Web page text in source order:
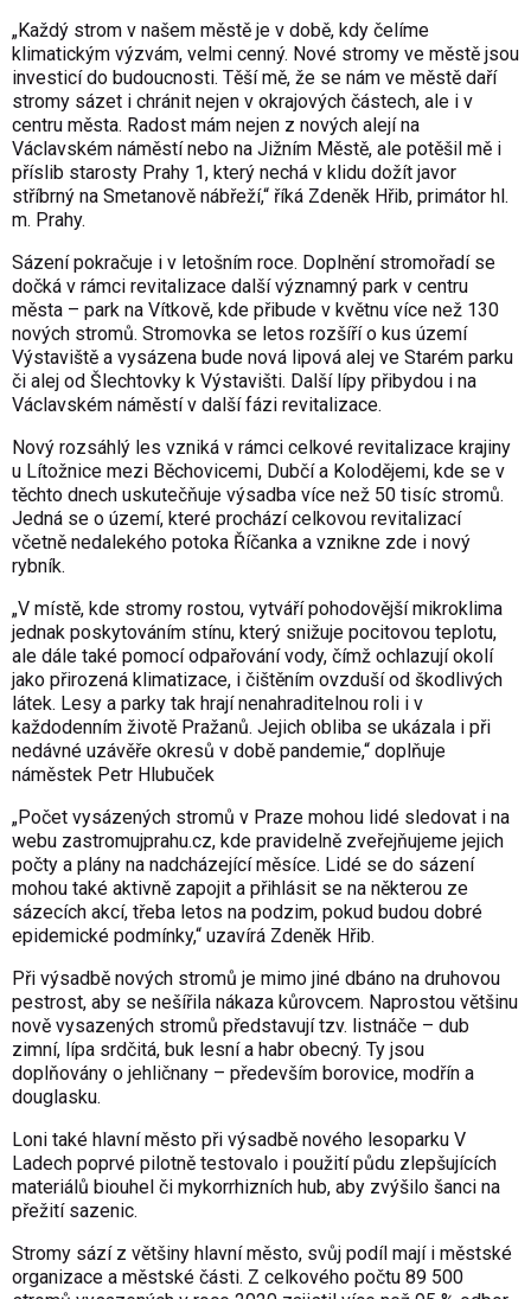
„Každý strom v našem městě je v době, kdy čelíme
klimatickým výzvám, velmi cenný. Nové stromy ve městě jsou
investicí do budoucnosti. Těší mě, že se nám ve městě daří
stromy sázet i chránit nejen v okrajových částech, ale i v
centru města. Radost mám nejen z nových alejí na
Václavském náměstí nebo na Jižním Městě, ale potěšil mě i
příslib starosty Prahy 1, který nechá v klidu dožít javor
stříbrný na Smetanově nábřeží,“ říká Zdeněk Hřib, primátor hl.
m. Prahy.
Sázení pokračuje i v letošním roce. Doplnění stromořadí se
dočká v rámci revitalizace další významný park v centru
města – park na Vítkově, kde přibude v květnu více než 130
nových stromů. Stromovka se letos rozšíří o kus území
Výstaviště a vysázena bude nová lipová alej ve Starém parku
či alej od Šlechtovky k Výstavišti. Další lípy přibydou i na
Václavském náměstí v další fázi revitalizace.
Nový rozsáhlý les vzniká v rámci celkové revitalizace krajiny
u Lítožnice mezi Běchovicemi, Dubčí a Kolodějemi, kde se v
těchto dnech uskutečňuje výsadba více než 50 tisíc stromů.
Jedná se o území, které prochází celkovou revitalizací
včetně nedalekého potoka Říčanka a vznikne zde i nový
rybník.
„V místě, kde stromy rostou, vytváří pohodovější mikroklima
jednak poskytováním stínu, který snižuje pocitovou teplotu,
ale dále také pomocí odpařování vody, čímž ochlazují okolí
jako přirozená klimatizace, i čištěním ovzduší od škodlivých
látek. Lesy a parky tak hrají nenahraditelnou roli i v
každodenním životě Pražanů. Jejich obliba se ukázala i při
nedávné uzávěře okresů v době pandemie,“ doplňuje
náměstek Petr Hlubuček
„Počet vysázených stromů v Praze mohou lidé sledovat i na
webu zastromujprahu.cz, kde pravidelně zveřejňujeme jejich
počty a plány na nadcházející měsíce. Lidé se do sázení
mohou také aktivně zapojit a přihlásit se na některou ze
sázecích akcí, třeba letos na podzim, pokud budou dobré
epidemické podmínky,“ uzavírá Zdeněk Hřib.
Při výsadbě nových stromů je mimo jiné dbáno na druhovou
pestrost, aby se nešířila nákaza kůrovcem. Naprostou většinu
nově vysazených stromů představují tzv. listnáče – dub
zimní, lípa srdčitá, buk lesní a habr obecný. Ty jsou
doplňovány o jehličnany – především borovice, modřín a
douglasku.
Loni také hlavní město při výsadbě nového lesoparku V
Ladech poprvé pilotně testovalo i použití půdu zlepšujících
materiálů biouhel či mykorrhizních hub, aby zvýšilo šanci na
přežití sazenic.
Stromy sází z většiny hlavní město, svůj podíl mají i městské
organizace a městské části. Z celkového počtu 89 500